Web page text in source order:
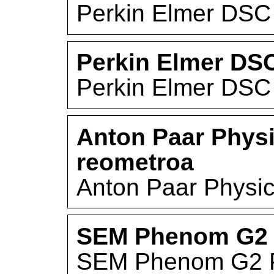
Perkin Elmer
Perkin Elmer
Perkin Elmer
Anton Paar
reometroa
Anton Paar
SEM Phenom
SEM Phenom G2